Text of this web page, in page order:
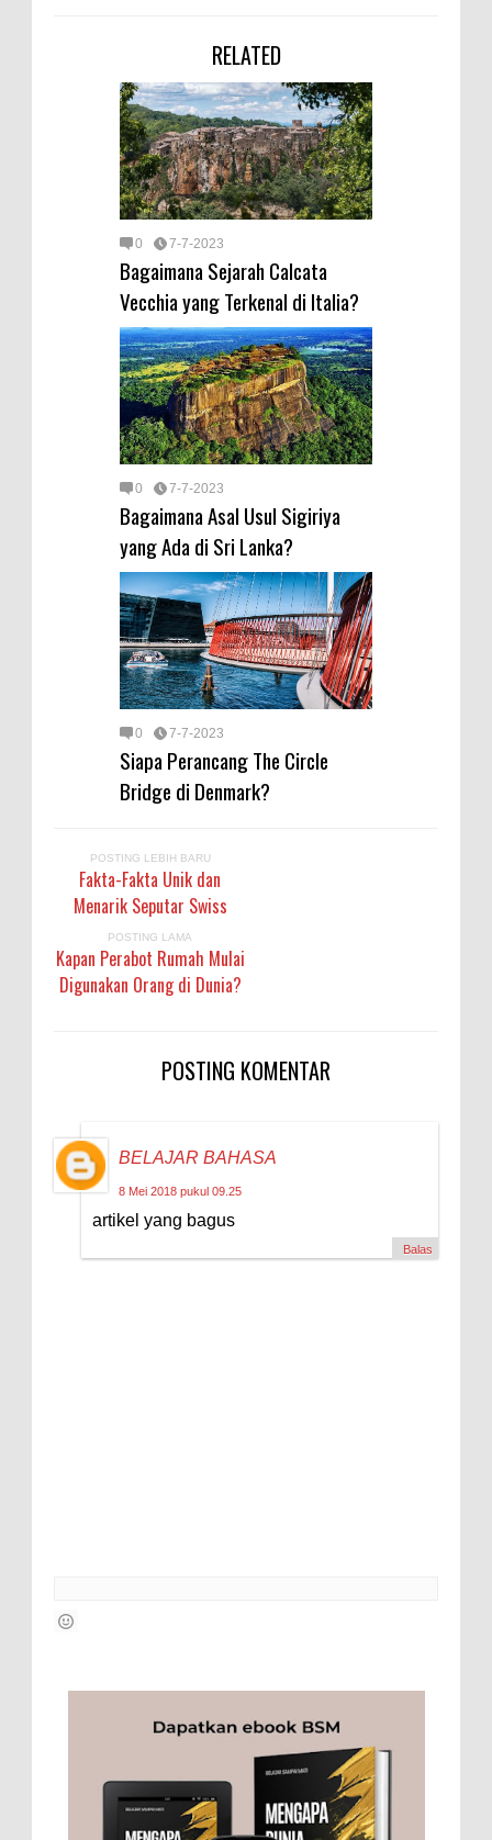
RELATED
0 7-7-2023
Bagaimana Sejarah Calcata
Vecchia yang Terkenal di Italia?
0 7-7-2023
Bagaimana Asal Usul Sigiriya
yang Ada di Sri Lanka?
0 7-7-2023
Siapa Perancang The Circle
Bridge di Denmark?
POSTING LEBIH BARU
Fakta-Fakta Unik dan
Menarik Seputar Swiss
POSTING LAMA
Kapan Perabot Rumah Mulai
Digunakan Orang di Dunia?
POSTING KOMENTAR
BELAJAR BAHASA
8 Mei 2018 pukul 09.25
artikel yang bagus
Balas